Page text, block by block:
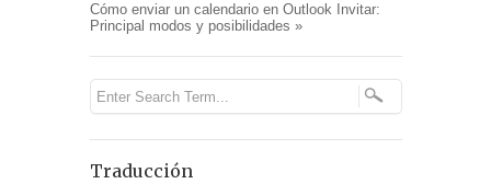
Cómo enviar un calendario en Outlook Invitar:
Principal modos y posibilidades »
Traducción